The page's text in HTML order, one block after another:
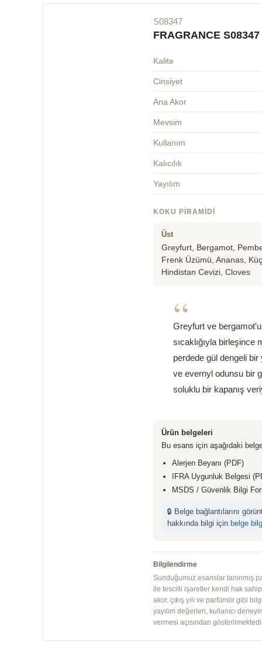
S08347
FRAGRANCE S08347
Kalite
Cinsiyet
Ana Akor
Mevsim
Kullanım
Kalıcılık
Yayılım
KOKU PIRAMIDI
Üst
Greyfurt, Bergamot,
Frenk Üzümü, Ananas,
Hindistan Cevizi, Cloves
“
Greyfurt ve
sıcaklığıyla
perdede gül dengeli
ve evernyl odunsu bir
soluklu bir kapanış
Ürün belgeleri
Bu esans için aşağıdaki
Alerjen Beyanı (PDF)
IFRA Uygunluk Belgesi
MSDS / Güvenlik Bilgi
🔒 Belge bağlantılarını
hakkında bilgi için belge
Bilgilendirme
Sunduğumuz esanslar tanınmış
ile tescilli işaretler kendi hak
akor, çıkış yılı ve parfümör gibi
yayılım değerleri, kullanıcı
vermesi açısından